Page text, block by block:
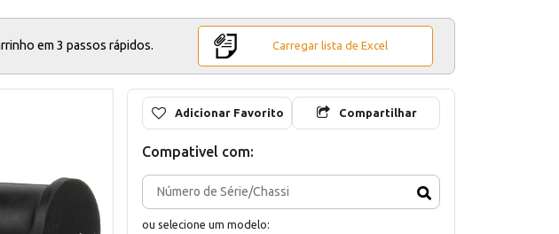
em 3 passos rápidos. Carregar lista de Excel
Adicionar Favorito Compartilhar
Compativel com:
ou selecione um modelo: